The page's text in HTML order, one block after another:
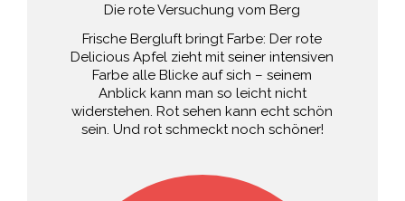
Die rote Versuchung vom Berg
Frische Bergluft bringt Farbe: Der rote
Delicious Apfel zieht mit seiner intensiven
Farbe alle Blicke auf sich – seinem
Anblick kann man so leicht nicht
widerstehen. Rot sehen kann echt schön
sein. Und rot schmeckt noch schöner!